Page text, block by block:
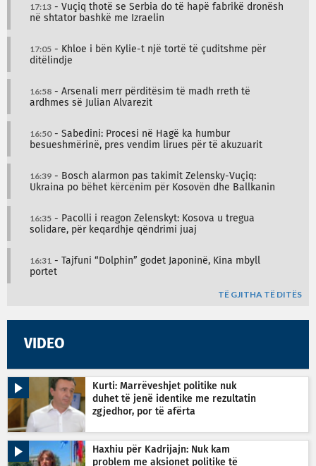
17:13 - Vuçiq thotë se Serbia do të hapë fabrikë dronësh
në shtator bashkë me Izraelin
17:05 - Khloe i bën Kylie-t një tortë të çuditshme për
ditëlindje
16:58 - Arsenali merr përditësim të madh rreth të
ardhmes së Julian Alvarezit
16:50- Sabedini: Procesi në Hagë ka humbur
besueshmërinë, pres vendim lirues për të akuzuarit
16:39 - Bosch alarmon pas takimit Zelensky-Vuçiq:
Ukraina po bëhet kërcënim për Kosovën dhe Ballkanin
16:35 - Pacolli i reagon Zelenskyt: Kosova u tregua
solidare, për keqardhje qëndrimi juaj
16:31 - Tajfuni “Dolphin” godet Japoninë, Kina mbyll
portet
TË GJITHA TË DITËS
VIDEO
Kurti: Marrëveshjet politike nuk
duhet të jenë identike me rezultatin
zgjedhor, por të afërta
Haxhiu për Kadrijajn: Nuk kam
problem me aksionet politike të